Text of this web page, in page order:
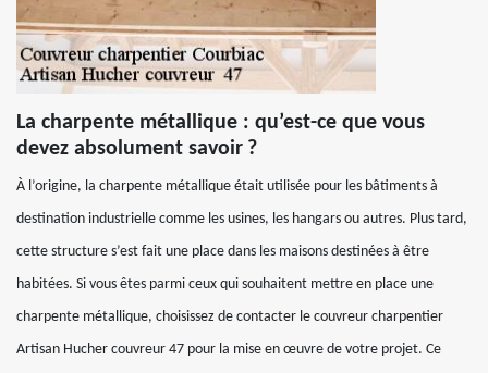
La charpente métallique : qu’est-ce que vous
devez absolument savoir ?
À l’origine, la charpente métallique était utilisée pour les bâtiments à
destination industrielle comme les usines, les hangars ou autres. Plus tard,
cette structure s’est fait une place dans les maisons destinées à être
habitées. Si vous êtes parmi ceux qui souhaitent mettre en place une
charpente métallique, choisissez de contacter le couvreur charpentier
Artisan Hucher couvreur 47 pour la mise en œuvre de votre projet. Ce